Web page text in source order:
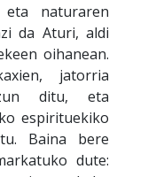
eta naturaren
da Aturi, aldi
oihanean.
jatorria
ditu, eta
espirituekiko
Baina bere
dute: